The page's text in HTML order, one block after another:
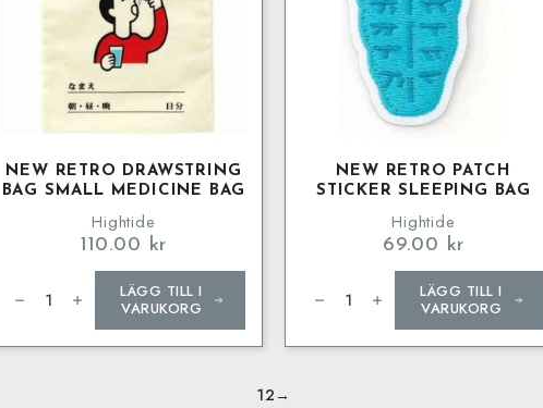
NEW RETRO DRAWSTRING
BAG SMALL MEDICINE BAG
Hightide
110.00 kr
Drawstring
Medicine
LÄGG TILL I
VARUKORG
NEW RETRO PATCH
STICKER SLEEPING BAG
Hightide
69.00 kr
Patch
Bag
LÄGG TILL I
VARUKORG
12→